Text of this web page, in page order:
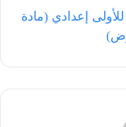
إعدادي (مادة